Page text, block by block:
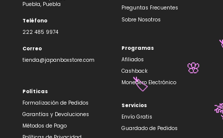
Puebla, Puebla
Teléfono
222 485 9974
Correo
tienda@japanboxstore.com
Políticas
Formalización de Pedidos
Garantías y Devoluciones
Métodos de Pago
Preguntas Frecuentes
Sobre Nosotros
Programas
Afiliados
Cashback
Monedero Electrónico
Servicios
Envío Gratis
Guardado de Pedidos
🏷️
🌸